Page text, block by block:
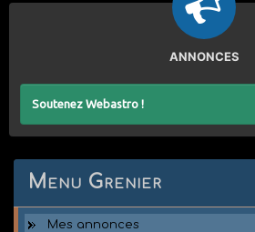
ANNONCES
Soutenez Webastro !
Menu Grenier
Mes annonces